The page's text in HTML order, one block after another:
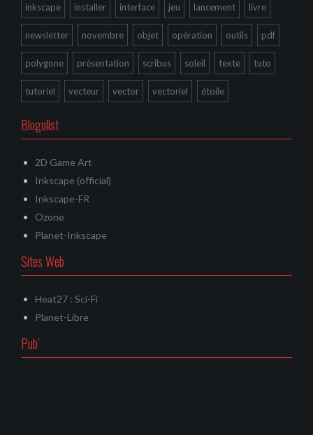
inkscape installer interface jeu lancement livre
newsletter novembre objet opération outils pdf
polygone présentation scribus soleil texte tuto
tutoriel vecteur vector vectoriel étoile
Blogolist
2D Game Art
Inkscape (official)
Inkscape-FR
Ozone
Planet-Inkscape
Sites Web
Heat27 : Sci-Fi
Planet-Libre
Pub’